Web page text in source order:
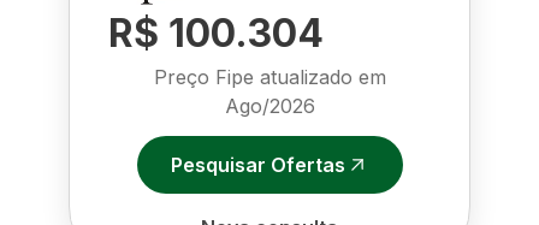
R$ 100.304
Preço Fipe atualizado em
Ago/2026
Pesquisar Ofertas